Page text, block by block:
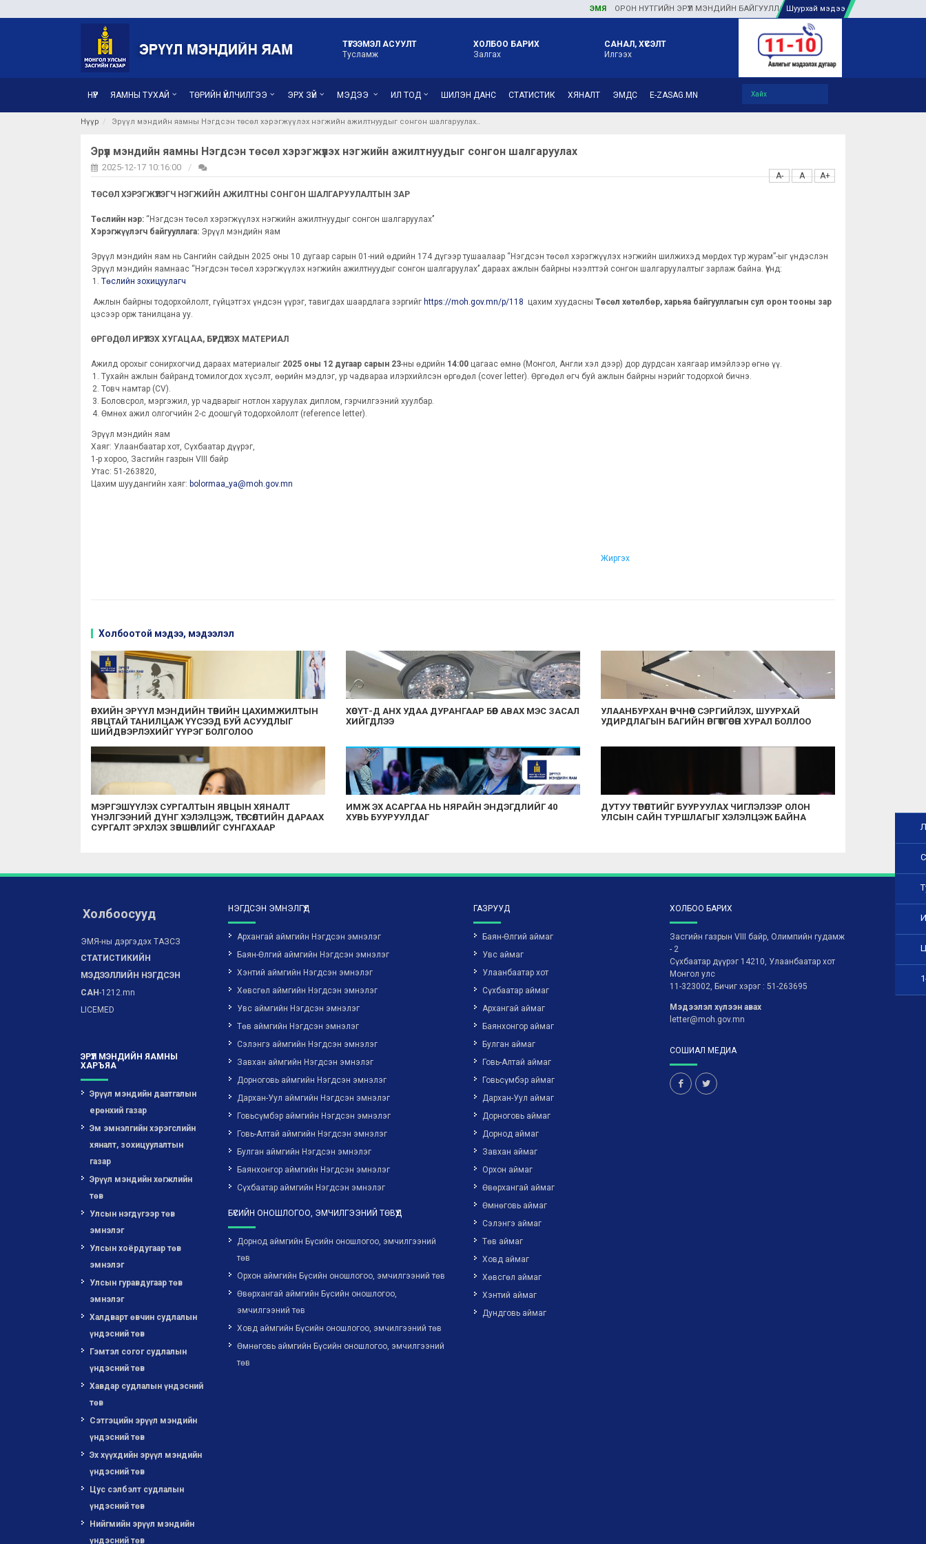
ОРОН НУТГИЙН ЭРҮҮЛ МЭНДИЙН БАЙГУУЛЛАГУУДАД ТУЛГАМДАЖ БУЙ АСУУДЛЫГ
Шуурхай мэдээ
ТҮГЭЭМЭЛ АСУУЛТ
Тусламж
ХОЛБОО БАРИХ
Залгах
САНАЛ, ХҮСЭЛТ
Илгээх
НҮҮР ЯАМНЫ ТУХАЙ ТӨРИЙН ҮЙЛЧИЛГЭЭ ЭРХ ЗҮЙ МЭДЭЭ ИЛ ТОД ШИЛЭН ДАНС СТАТИСТИК ХЯНАЛТ ЭМДС E-ZASAG.MN
Нүүр Эрүүл мэндийн яамны Нэгдсэн төсөл хэрэгжүүлэх нэгжийн ажилтнуудыг сонгон шалгаруулах
A- A A+
Эрүүл мэндийн яамны Нэгдсэн төсөл хэрэгжүүлэх нэгжийн ажилтнуудыг сонгон шалгаруулах
2025-12-17 10:16:00
ТӨСӨЛ ХЭРЭГЖҮҮЛЭГЧ НЭГЖИЙН АЖИЛТНЫ СОНГОН ШАЛГАРУУЛАЛТЫН ЗАР
Төслийн нэр: “Нэгдсэн төсөл хэрэгжүүлэх нэгжийн ажилтнуудыг сонгон шалгаруулах’’
Хэрэгжүүлэгч байгууллага: Эрүүл мэндийн яам
Эрүүл мэндийн яам нь Сангийн сайдын 2025 оны 10 дугаар сарын 01-ний өдрийн 174 дүгээр тушаалаар “Нэгдсэн төсөл хэрэгжүүлэх нэгжийн шилжихэд мөрдөх түр журам”-ыг үндэслэн
Эрүүл мэндийн яамнаас “Нэгдсэн төсөл хэрэгжүүлэх нэгжийн ажилтнуудыг сонгон шалгаруулах’’ дараах ажлын байрны нээлттэй сонгон шалгаруулалтыг зарлаж байна. Үүнд:
Төслийн зохицуулагч
Ажлын байрны тодорхойлолт, гүйцэтгэх үндсэн үүрэг, тавигдах шаардлага зэргийг https://moh.gov.mn/p/118 цахим хуудасны Төсөл хөтөлбөр, харьяа байгууллагын сул орон тооны зар
цэсээр орж танилцана уу.
ӨРГӨДӨЛ ИРҮҮЛЭХ ХУГАЦАА, БҮРДҮҮЛЭХ МАТЕРИАЛ
Ажилд орохыг сонирхогчид дараах материалыг 2025 оны 12 дугаар сарын 23-ны өдрийн 14:00 цагаас өмнө (Монгол, Англи хэл дээр) дор дурдсан хаягаар имэйлээр өгнө үү.
Тухайн ажлын байранд томилогдох хүсэлт, өөрийн мэдлэг, ур чадвараа илэрхийлсэн өргөдөл (cover letter). Өргөдөл өгч буй ажлын байрны нэрийг тодорхой бичнэ.
Товч намтар (CV).
Боловсрол, мэргэжил, ур чадварыг нотлон харуулах диплом, гэрчилгээний хуулбар.
Өмнөх ажил олгогчийн 2-с доошгүй тодорхойлолт (reference letter).
Эрүүл мэндийн яам
Хаяг: Улаанбаатар хот, Сүхбаатар дүүрэг,
1-р хороо, Засгийн газрын VIII байр
Утас: 51-263820,
Цахим шуудангийн хаяг: bolormaa_ya@moh.gov.mn
Жиргэх
Холбоотой мэдээ, мэдээлэл
ӨРХИЙН ЭРҮҮЛ МЭНДИЙН ТӨВИЙН ЦАХИМЖИЛТЫН
ЯВЦТАЙ ТАНИЛЦАЖ ҮҮСЭЭД БУЙ АСУУДЛЫГ
ШИЙДВЭРЛЭХИЙГ ҮҮРЭГ БОЛГОЛОО
ХӨСҮТ-Д АНХ УДАА ДУРАНГААР БӨӨР АВАХ МЭС ЗАСАЛ
ХИЙГДЛЭЭ
УЛААНБУРХАН ӨВЧНӨӨС СЭРГИЙЛЭХ, ШУУРХАЙ
УДИРДЛАГЫН БАГИЙН ӨРГӨТГӨСӨН ХУРАЛ БОЛЛОО
МЭРГЭШҮҮЛЭХ СУРГАЛТЫН ЯВЦЫН ХЯНАЛТ
ҮНЭЛГЭЭНИЙ ДҮНГ ХЭЛЭЛЦЭЖ, ТӨГСӨЛТИЙН ДАРААХ
СУРГАЛТ ЭРХЛЭХ ЗӨВШӨӨРЛИЙГ СУНГАХААР
ИМЖ ЭХ АСАРГАА НЬ НЯРАЙН ЭНДЭГДЛИЙГ 40
ХУВЬ БУУРУУЛДАГ
ДУТУУ ТӨРӨЛТИЙГ БУУРУУЛАХ ЧИГЛЭЛЭЭР ОЛОН
УЛСЫН САЙН ТУРШЛАГЫГ ХЭЛЭЛЦЭЖ БАЙНА
Холбоосууд
ЭМЯ-ны дэргэдэх ТАЗСЗ
СТАТИСТИКИЙН
МЭДЭЭЛЛИЙН НЭГДСЭН
САН-1212.mn
LICEMED
ЭРҮҮЛ МЭНДИЙН ЯАМНЫ
ХАРЪЯА
Эрүүл мэндийн даатгалын
ерөнхий газар
Эм эмнэлгийн хэрэгслийн
хяналт, зохицуулалтын
газар
Эрүүл мэндийн хөгжлийн
төв
Улсын нэгдүгээр төв
эмнэлэг
Улсын хоёрдугаар төв
эмнэлэг
Улсын гуравдугаар төв
эмнэлэг
Халдварт өвчин судлалын
үндэсний төв
Гэмтэл согог судлалын
үндэсний төв
Хавдар судлалын үндэсний
төв
Сэтгэцийн эрүүл мэндийн
үндэсний төв
Эх хүүхдийн эрүүл мэндийн
үндэсний төв
Цус сэлбэлт судлалын
үндэсний төв
Нийгмийн эрүүл мэндийн
үндэсний төв
НЭГДСЭН ЭМНЭЛГҮҮД
Архангай аймгийн Нэгдсэн эмнэлэг
Баян-Өлгий аймгийн Нэгдсэн эмнэлэг
Хэнтий аймгийн Нэгдсэн эмнэлэг
Хөвсгөл аймгийн Нэгдсэн эмнэлэг
Увс аймгийн Нэгдсэн эмнэлэг
Төв аймгийн Нэгдсэн эмнэлэг
Сэлэнгэ аймгийн Нэгдсэн эмнэлэг
Завхан аймгийн Нэгдсэн эмнэлэг
Дорноговь аймгийн Нэгдсэн эмнэлэг
Дархан-Уул аймгийн Нэгдсэн эмнэлэг
Говьсүмбэр аймгийн Нэгдсэн эмнэлэг
Говь-Алтай аймгийн Нэгдсэн эмнэлэг
Булган аймгийн Нэгдсэн эмнэлэг
Баянхонгор аймгийн Нэгдсэн эмнэлэг
Сүхбаатар аймгийн Нэгдсэн эмнэлэг
БҮСИЙН ОНОШЛОГОО, ЭМЧИЛГЭЭНИЙ ТӨВҮҮД
Дорнод аймгийн Бүсийн оношлогоо, эмчилгээний
төв
Орхон аймгийн Бүсийн оношлогоо, эмчилгээний төв
Өвөрхангай аймгийн Бүсийн оношлогоо,
эмчилгээний төв
Ховд аймгийн Бүсийн оношлогоо, эмчилгээний төв
Өмнөговь аймгийн Бүсийн оношлогоо, эмчилгээний
төв
ГАЗРУУД
Баян-Өлгий аймаг
Увс аймаг
Улаанбаатар хот
Сүхбаатар аймаг
Архангай аймаг
Баянхонгор аймаг
Булган аймаг
Говь-Алтай аймаг
Говьсүмбэр аймаг
Дархан-Уул аймаг
Дорноговь аймаг
Дорнод аймаг
Завхан аймаг
Орхон аймаг
Өвөрхангай аймаг
Өмнөговь аймаг
Сэлэнгэ аймаг
Төв аймаг
Ховд аймаг
Хөвсгөл аймаг
Хэнтий аймаг
Дундговь аймаг
ХОЛБОО БАРИХ
Засгийн газрын VIII байр, Олимпийн гудамж
- 2
Сүхбаатар дүүрэг 14210, Улаанбаатар хот
Монгол улс
11-323002, Бичиг хэрэг : 51-263695
Мэдээлэл хүлээн авах
letter@moh.gov.mn
СОШИАЛ МЕДИА